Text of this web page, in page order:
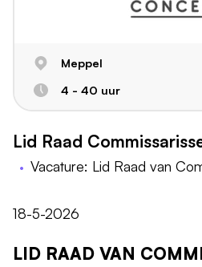
Meppel
4 - 40 uur
Lid Raad
Vacature: Lid Raad van
18-5-2026
LID RAAD VAN